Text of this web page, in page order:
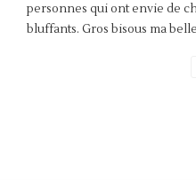
personnes qui ont envie de
bluffants. Gros bisous ma belle